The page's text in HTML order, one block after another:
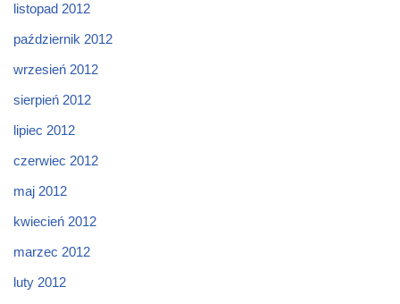
listopad 2012
październik 2012
wrzesień 2012
sierpień 2012
lipiec 2012
czerwiec 2012
maj 2012
kwiecień 2012
marzec 2012
luty 2012